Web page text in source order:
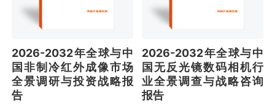
2026-2032年全球与中
国非制冷红外成像市场
全景调研与投资战略报
告
2026-2032年全球与中
国无反光镜数码相机行
业全景调查与战略咨询
报告